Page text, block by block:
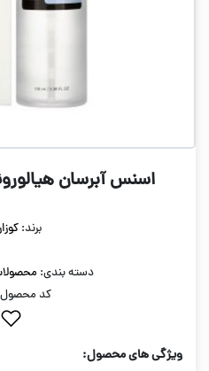
اسنس آبرسان
برند:
دسته بندی:
کد محصول:
ویژگی های محصول: